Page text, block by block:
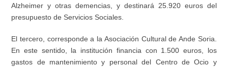
Alzheimer y otras demencias, y destinará 25.920 euros del
presupuesto de Servicios Sociales.
El tercero, corresponde a la Asociación Cultural de Ande Soria.
En este sentido, la institución financia con 1.500 euros, los
gastos de mantenimiento y personal del Centro de Ocio y